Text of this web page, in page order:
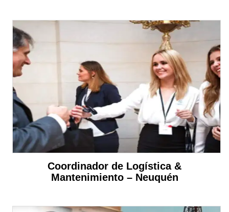
Coordinador de Logística &
Mantenimiento – Neuquén